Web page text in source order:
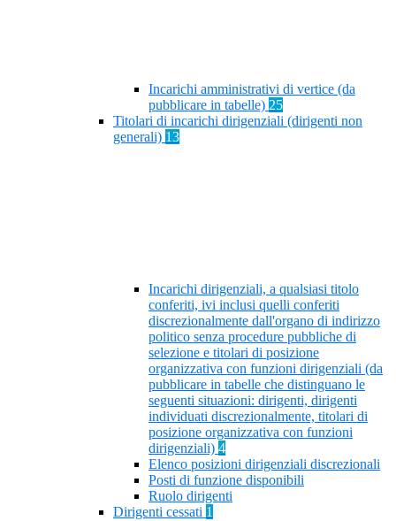
Incarichi amministrativi di vertice (da
pubblicare in tabelle) 25
Titolari di incarichi dirigenziali (dirigenti non
generali) 13
Incarichi dirigenziali, a qualsiasi titolo
conferiti, ivi inclusi quelli conferiti
discrezionalmente dall'organo di indirizzo
politico senza procedure pubbliche di
selezione e titolari di posizione
organizzativa con funzioni dirigenziali (da
pubblicare in tabelle che distinguano le
seguenti situazioni: dirigenti, dirigenti
individuati discrezionalmente, titolari di
posizione organizzativa con funzioni
dirigenziali) 4
Elenco posizioni dirigenziali discrezionali
Posti di funzione disponibili
Ruolo dirigenti
Dirigenti cessati 1